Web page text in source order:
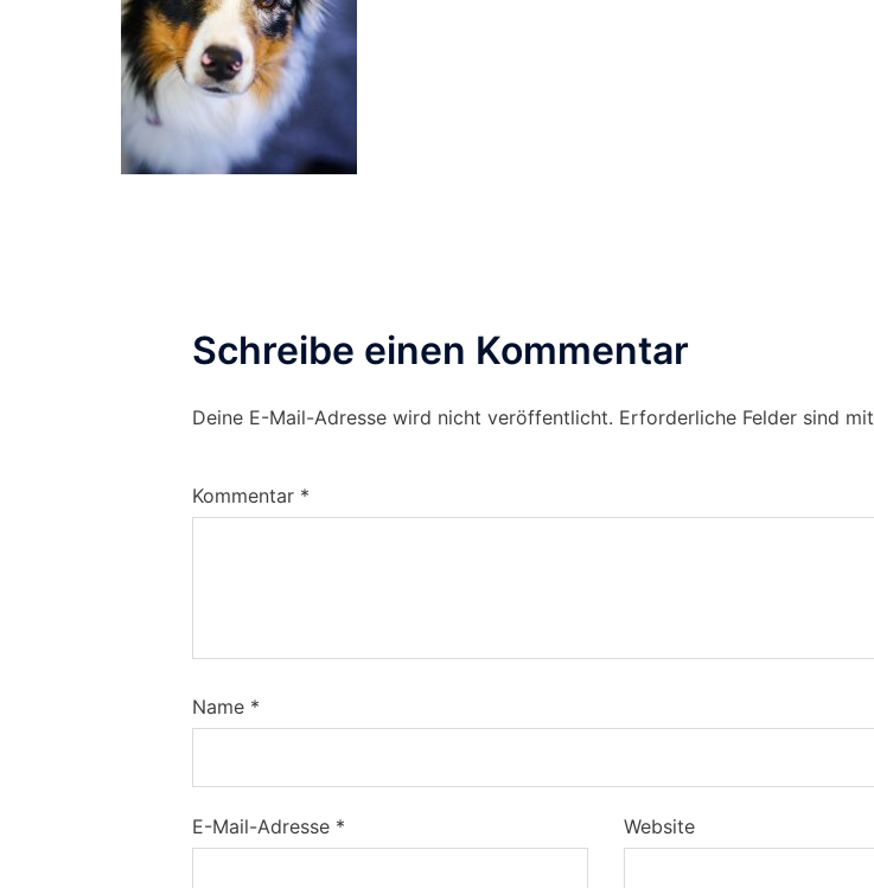
Schreibe einen Kommentar
Deine E-Mail-Adresse wird nicht veröffentlicht. Erforderliche Felder sind mit
Kommentar *
Name *
E-Mail-Adresse * Website